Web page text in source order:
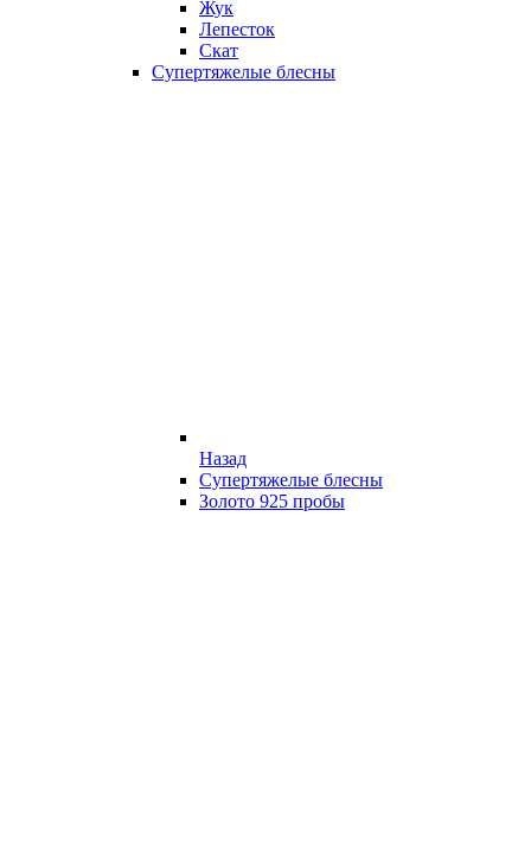
Жук
Лепесток
Скат
Супертяжелые блесны
Назад
Супертяжелые блесны
Золото 925 пробы